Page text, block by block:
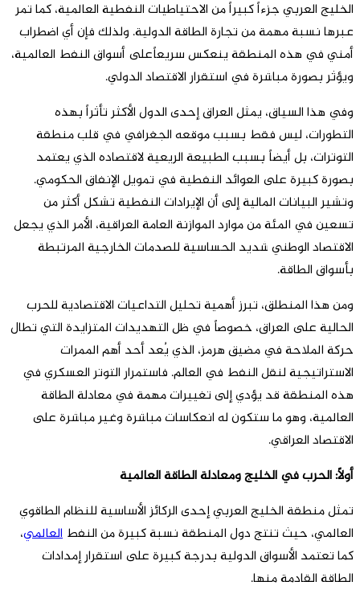
الخليج العربي جزءاً كبيراً من الاحتياطيات النفطية العالمية، كما تمر
عبرها نسبة مهمة من تجارة الطاقة الدولية. ولذلك فإن أي اضطراب
أمني في هذه المنطقة ينعكس سريعاًعلى أسواق النفط العالمية،
ويؤثر بصورة مباشرة في استقرار الاقتصاد الدولي.
وفي هذا السياق، يمثل العراق إحدى الدول الأكثر تأثراً بهذه
التطورات، ليس فقط بسبب موقعه الجغرافي في قلب منطقة
التوترات، بل أيضاً بسبب الطبيعة الريعية لاقتصاده الذي يعتمد
بصورة كبيرة على العوائد النفطية في تمويل الإنفاق الحكومي.
وتشير البيانات المالية إلى أن الإيرادات النفطية تشكل أكثر من
تسعين في المئة من موارد الموازنة العامة العراقية، الأمر الذي يجعل
الاقتصاد الوطني شديد الحساسية للصدمات الخارجية المرتبطة
بأسواق الطاقة.
ومن هذا المنطلق، تبرز أهمية تحليل التداعيات الاقتصادية للحرب
الحالية على العراق، خصوصاً في ظل التهديدات المتزايدة التي تطال
حركة الملاحة في مضيق هرمز، الذي يُعد أحد أهم الممرات
الاستراتيجية لنقل النفط في العالم. فاستمرار التوتر العسكري في
هذه المنطقة قد يؤدي إلى تغييرات مهمة في معادلة الطاقة
العالمية، وهو ما ستكون له انعكاسات مباشرة وغير مباشرة على
الاقتصاد العراقي.
أولاً: الحرب في الخليج ومعادلة الطاقة العالمية
تمثل منطقة الخليج العربي إحدى الركائز الأساسية للنظام الطاقوي
العالمي، حيث تنتج دول المنطقة نسبة كبيرة من النفط العالمي،
كما تعتمد الأسواق الدولية بدرجة كبيرة على استقرار إمدادات
الطاقة القادمة منها.